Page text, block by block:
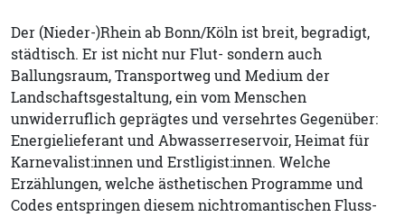
Der (Nieder-)Rhein ab Bonn/Köln ist breit, begradigt,
städtisch. Er ist nicht nur Flut- sondern auch
Ballungsraum, Transportweg und Medium der
Landschaftsgestaltung, ein vom Menschen
unwiderruflich geprägtes und versehrtes Gegenüber:
Energielieferant und Abwasserreservoir, Heimat für
Karnevalist:innen und Erstligist:innen. Welche
Erzählungen, welche ästhetischen Programme und
Codes entspringen diesem nichtromantischen Fluss-